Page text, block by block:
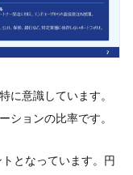
に意識しています。
ションの比率です。
となっています。円